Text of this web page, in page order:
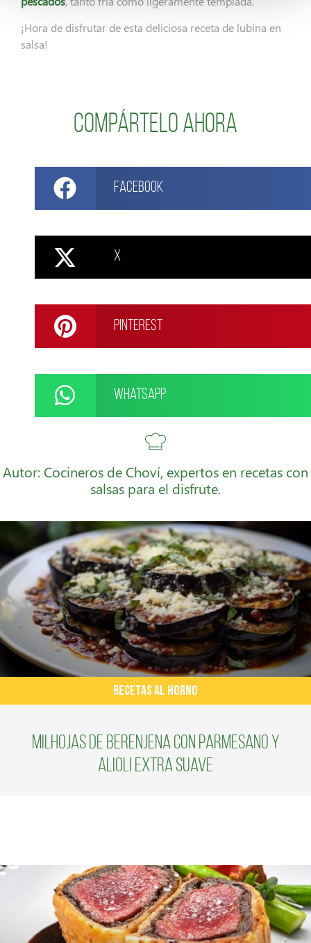
¡Hora de disfrutar de esta deliciosa receta de lubina en
salsa!
Compártelo ahora
Facebook
X
Pinterest
WhatsApp
Autor: Cocineros de Choví, expertos en recetas con
salsas para el disfrute.
RECETAS AL HORNO
Milhojas de berenjena con parmesano y
alioli extra suave